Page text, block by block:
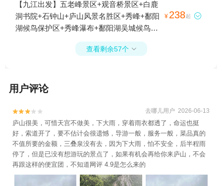
【九江出发】五老峰景区+观音桥景区+白鹿
洞书院+石钟山+庐山风景名胜区+秀峰+鄱阳
湖候鸟保护区+秀峰瀑布+鄱阳湖吴城候鸟小
镇+香炉峰+秀峰索道+庐山宋美龄别墅1日游
¥ 238起 
查看剩余57个 
用户评论

 去哪儿用户 2026-06-13
庐山很美，可惜天宫不做美，下大雨，穿着雨衣都透了，命运也挺
好，索道开了，要不估计会很遗憾，导游一般，服务一般，菜品真的
不值所要的金额，三叠泉没有去，因为下大雨，怕不安全，后半程雨
停了，但是已没有想游玩的景点了，如果有机会再给你来庐山，不会
再跟这样的便宜团，不知道网评 4.9是怎么来的